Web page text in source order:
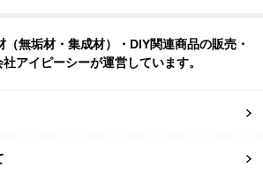
（無垢材・集成材）・DIY関連商品の販売・
アイピーシーが運営しています。